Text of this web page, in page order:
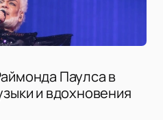
Паулса в
и вдохновения